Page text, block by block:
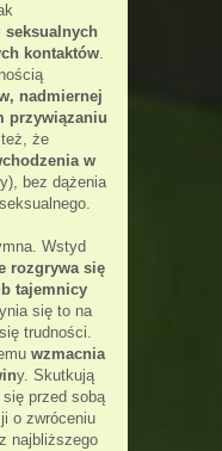
seksualnych
kontaktów.
nadmiernej
przywiązaniu
że
w
bez dążenia
Wstyd
rozgrywa się
tajemnicy
się to na
trudności.
wzmacnia
y. Skutkują
przed sobą
o zwróceniu
najbliższego